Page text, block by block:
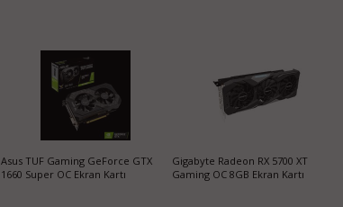
Asus TUF Gaming GeForce GTX
1660 Super OC Ekran Kartı
Gigabyte Radeon RX 5700 XT
Gaming OC 8GB Ekran Kartı